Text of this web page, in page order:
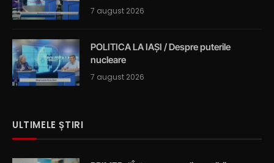
7 august 2026
POLITICA LA IAȘI / Despre puterile
nucleare
7 august 2026
ULTIMELE ȘTIRI